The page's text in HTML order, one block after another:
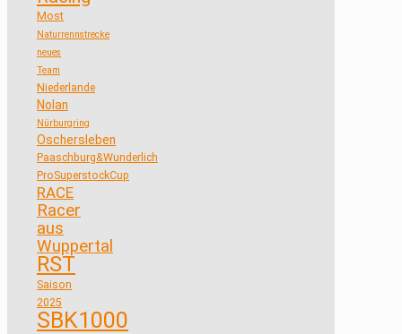
Most
Naturrennstrecke
neues
Team
Niederlande
Nolan
Nürburgring
Oschersleben
Paaschburg&Wunderlich
ProSuperstockCup
RACE
Racer
aus
Wuppertal
RST
Saison
2025
SBK1000